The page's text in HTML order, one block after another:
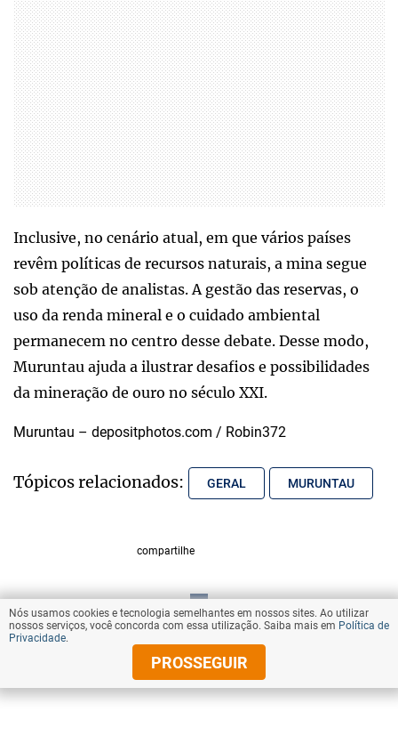
Inclusive, no cenário atual, em que vários países
revêm políticas de recursos naturais, a mina segue
sob atenção de analistas. A gestão das reservas, o
uso da renda mineral e o cuidado ambiental
permanecem no centro desse debate. Desse modo,
Muruntau ajuda a ilustrar desafios e possibilidades
da mineração de ouro no século XXI.
Muruntau – depositphotos.com / Robin372
Tópicos relacionados: GERAL MURUNTAU
compartilhe
VOLTAR AO TOPO
© Copyright 2026 Diários Associados
Nós usamos cookies e tecnologia semelhantes em nossos sites. Ao utilizar
nossos serviços, você concorda com essa utilização. Saiba mais em Política de
Privacidade.
PROSSEGUIR